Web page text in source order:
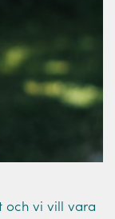
och vi vill vara